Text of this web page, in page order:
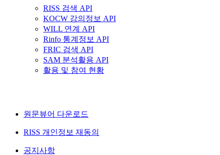
RISS 검색 API
KOCW 강의정보 API
WILL 연계 API
Rinfo 통계정보 API
FRIC 검색 API
SAM 분석활용 API
활용 및 참여 현황
원문뷰어 다운로드
RISS 개인정보 재동의
공지사항